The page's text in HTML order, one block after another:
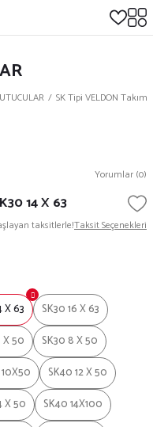
SK Tipi VELDON Takım
Yorumlar (0)
14 X 63
taksitlerle!Taksit Seçenekleri
X 63
SK30 16 X 63
X 50
SK30 8 X 50
SK40 12 X 50
X 50
SK40 14X100